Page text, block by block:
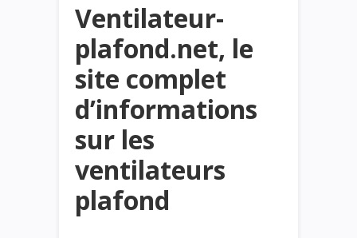
Ventilateur-
plafond.net, le
site complet
d’informations
sur les
ventilateurs
plafond